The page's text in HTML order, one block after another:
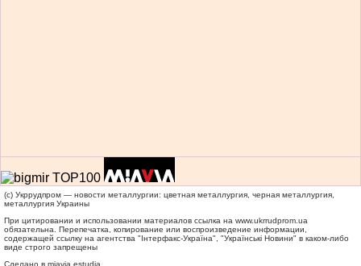
(c) Укррудпром — новости металлургии: цветная металлургия, черная металлургия,
металлургия Украины
При цитировании и использовании материалов ссылка на www.ukrrudprom.ua
обязательна. Перепечатка, копирование или воспроизведение информации,
содержащей ссылку на агентства "Iнтерфакс-Україна", "Українськi Новини" в каком-либо
виде строго запрещены